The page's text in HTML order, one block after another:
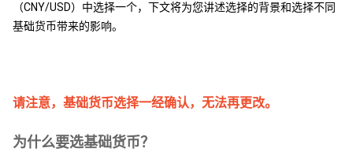
（CNY/USD）中选择一个，下文将为您讲述选择的背景和选择不同
基础货币带来的影响。
请注意，基础货币选择一经确认，无法再更改。
为什么要选基础货币？